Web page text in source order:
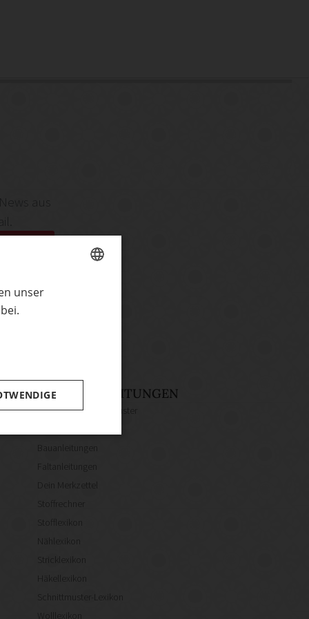
zu
UNSERE ANLEITUNGEN
Kostenlose Schnittmuster
Bauanleitungen
Faltanleitungen
Dein Merkzettel
Stoffrechner
Stofflexikon
Nählexikon
Stricklexikon
Häkellexikon
Schnittmuster-Lexikon
Wolllexikon
unser